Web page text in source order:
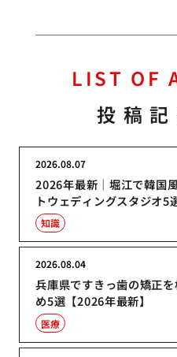
LIST OF
投稿
2026年最新｜堀江で韓国
トウェディングスタジオ5
2026.08.07
知識
兵庫県ですきっ歯の矯正
め5選【2026年最新】
2026.08.04
医療